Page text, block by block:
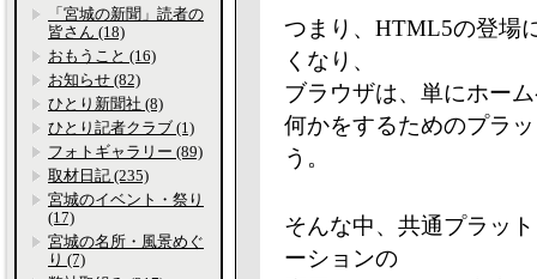
つまり、HTML5の登場
くなり、
ブラウザは、単にホー
何かをするためのプラ
う。
そんな中、共通プラッ
ーションの
「宮城の新聞」読者の
皆さん (18)
おもうこと (16)
お知らせ (82)
ひとり新聞社 (8)
ひとり記者クラブ (1)
フォトギャラリー (89)
取材日記 (235)
宮城のイベント・祭り
(17)
宮城の名所・風景めぐ
り (7)